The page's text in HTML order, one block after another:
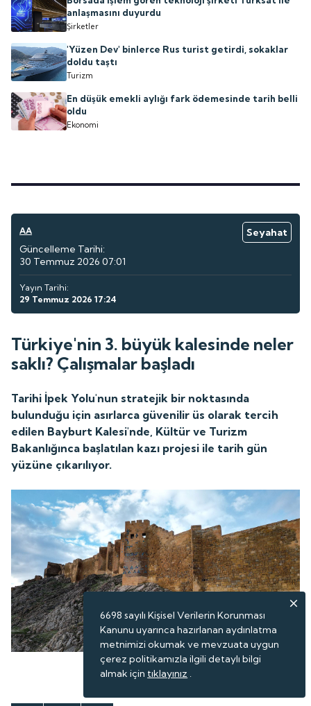
anlaşmasını duyurdu
Şirketler
'Yüzen Dev' binlerce Rus turist getirdi, sokaklar
doldu taştı
Turizm
En düşük emekli aylığı fark ödemesinde tarih belli
oldu
Ekonomi
AA
Seyahat
Güncelleme Tarihi:
30 Temmuz 2026 07:01
Yayın Tarihi:
29 Temmuz 2026 17:24
Türkiye'nin 3. büyük kalesinde neler
saklı? Çalışmalar başladı
Tarihi İpek Yolu'nun stratejik bir noktasında
bulunduğu için asırlarca güvenilir üs olarak tercih
edilen Bayburt Kalesi'nde, Kültür ve Turizm
Bakanlığınca başlatılan kazı projesi ile tarih gün
yüzüne çıkarılıyor.
ABONE OL
6698 sayılı Kişisel Verilerin Korunması
Kanunu uyarınca hazırlanan aydınlatma
metnimizi okumak ve mevzuata uygun
çerez politikamızla ilgili detaylı bilgi
almak için tıklayınız .